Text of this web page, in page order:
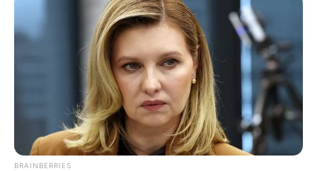
BRAINBERRIES